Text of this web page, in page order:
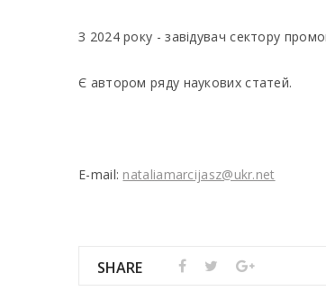
З 2024 року - завідувач сектору
Є автором ряду наукових статей.
E-mail: nataliamarcijasz@ukr.net
SHARE